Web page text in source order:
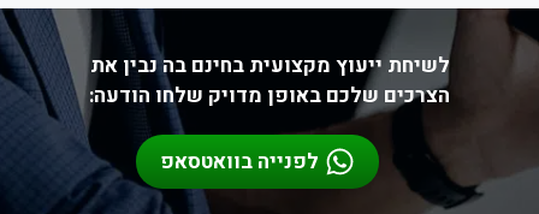
לשיחת ייעוץ מקצועית בחינם בה נבין את
הצרכים שלכם באופן מדויק שלחו הודעה:
לפנייה בוואטסאפ